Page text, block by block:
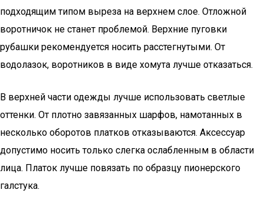
подходящим типом выреза на верхнем слое. Отложной
воротничок не станет проблемой. Верхние пуговки
рубашки рекомендуется носить расстегнутыми. От
водолазок, воротников в виде хомута лучше отказаться.
В верхней части одежды лучше использовать светлые
оттенки. От плотно завязанных шарфов, намотанных в
несколько оборотов платков отказываются. Аксессуар
допустимо носить только слегка ослабленным в области
лица. Платок лучше повязать по образцу пионерского
галстука.